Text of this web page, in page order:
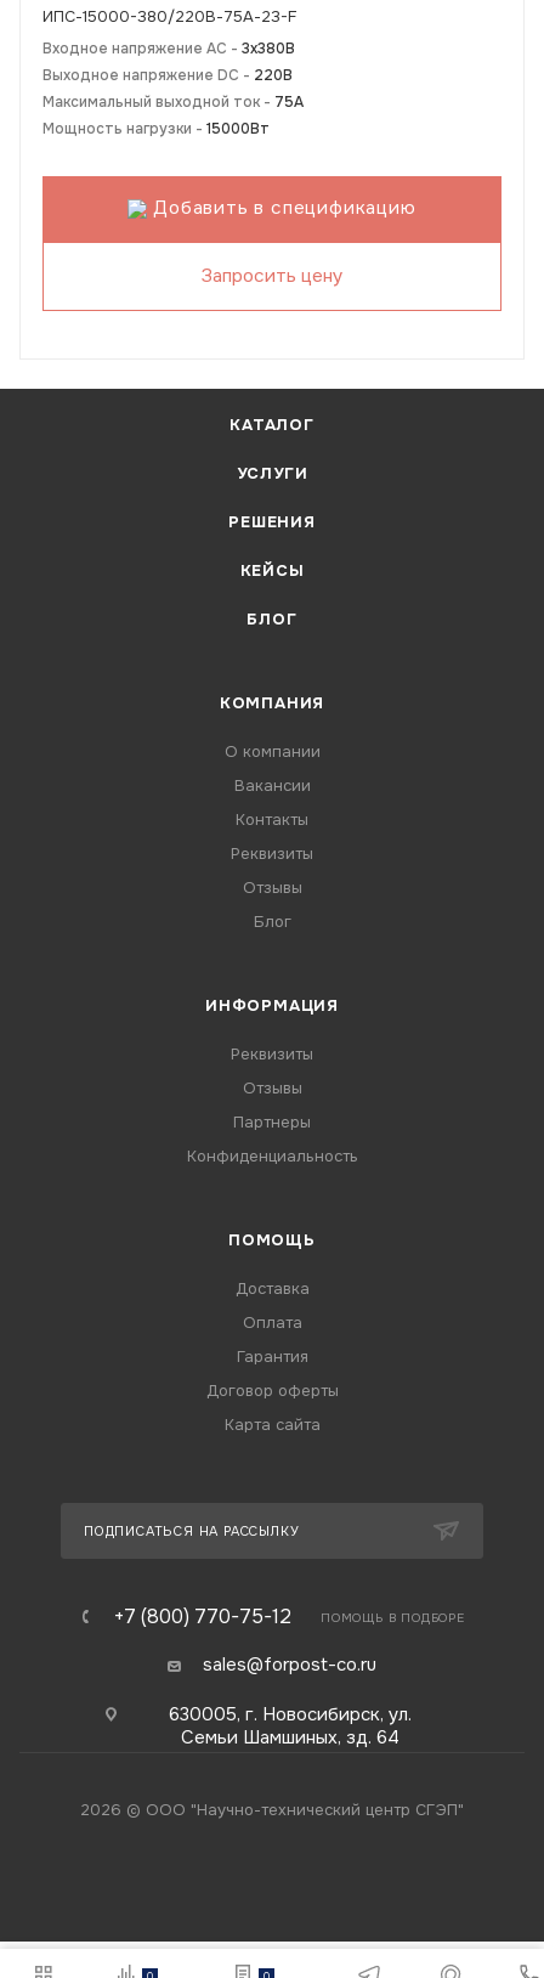
ИПС-15000-380/220В-75А-23-F
Входное напряжение AC - 3х380В
Выходное напряжение DC - 220В
Максимальный выходной ток - 75А
Мощность нагрузки - 15000Вт
Добавить в спецификацию
Запросить цену
КАТАЛОГ
УСЛУГИ
РЕШЕНИЯ
КЕЙСЫ
БЛОГ
КОМПАНИЯ
О компании
Вакансии
Контакты
Реквизиты
Отзывы
Блог
ИНФОРМАЦИЯ
Реквизиты
Отзывы
Партнеры
Конфиденциальность
ПОМОЩЬ
Доставка
Оплата
Гарантия
Договор оферты
Карта сайта
ПОДПИСАТЬСЯ НА РАССЫЛКУ
+7 (800) 770-75-12 ПОМОЩЬ В ПОДБОРЕ
sales@forpost-co.ru
630005, г. Новосибирск, ул.
Семьи Шамшиных, зд. 64
2026 © ООО "Научно-технический центр СГЭП"